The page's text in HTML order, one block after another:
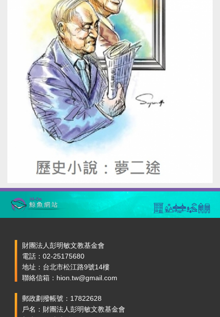
財團法人彭明敏文教基金會
電話：02-25175680
地址：台北市松江路9號14樓
聯絡信箱：hion.tw@gmail.com
郵政劃撥帳號：17822628
戶名：財團法人彭明敏文教基金會